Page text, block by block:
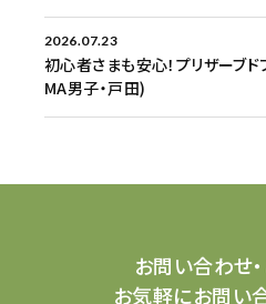
2026.07.23
初心者さまも安心！プリザーブ
MA男子・戸田)
お問い合わせ
お気軽にお問い